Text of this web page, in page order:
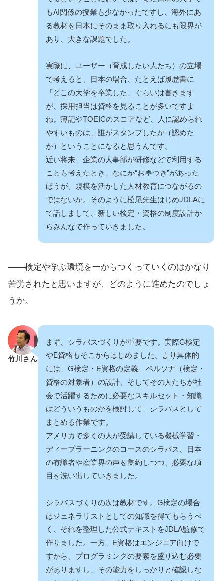
もAI関係の授業も少なかったですし、海外にあ
る教材を日本にそのまま取り入れるにも限界が
あり、大きな課題でした。
実際に、ユーザー（育成したい人たち）の立場
で考えると、日本の場合、たとえば履歴書に
「どこの大学を卒業した」ぐらいは書きます
が、採用担当は資格を見ることが多いですよ
ね。簿記やTOEICのスコアなど、人に認められ
やすいものは、誰がスタンプしたか（認めた
か）ということになると思うんです。
近い将来、企業の人事部が研修などで利用する
ことも考えたとき、なにか“お墨つき”があった
ほうが、規模を活かした人材教育につながるの
ではないか。そのように松尾先生はじめJDLAに
て話しまして、新しい検定・資格の制度設計か
らみんなで作っていきました。
――検定や学ぶ環境を一からつくっていくのはかなり
苦労されたと思いますが、どのように進めたのでしょ
うか。
竹川さん
まず、シラバスづくりが重要です。実際G検定
やE資格もそこからはじめました。より具体的
には、G検定・E資格の定義、ペルソナ（検定・
資格の対象者）の設計、そしてその人たちが社
会で活躍するために必要なスキルセット・知識
はどういうものかを検討して、シラバスとして
まとめる作業です。
アメリカで多くの人が受講している機械学習・
ディープラーニングのコースのシラバス、日本
の有識者や産業界の声を集約しつつ、必要な項
目を洗い出していきました。
シラバスづくりの次は教材です。G検定の場合
はジェネラリストとしての知識を得てもらうべ
く、それを整理した公式テキストをJDLA監修で
作りました。一方、E資格はエンジニア向けで
すから、プログラミングの要素を盛り込む必要
がありますし、その能力をしっかりと確認しな